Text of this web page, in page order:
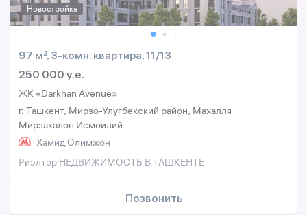
Новостройка
97 м², 3-комн. квартира, 11/13
250 000 y.e.
ЖК «Darkhan Avenue»
г. Ташкент, Мирзо-Улугбекский район, Махалля
Мирзакалон Исмоилий
Хамид Олимжон
Риэлтор НЕДВИЖИМОСТЬ В ТАШКЕНТЕ
Позвонить